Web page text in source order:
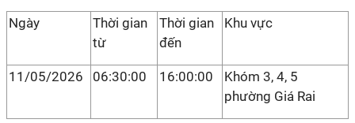
Ngày
Thời gian
từ
Thời gian
đến
Khu vực
11/05/2026 06:30:00 16:00:00
Khóm 3, 4, 5
phường Giá Rai